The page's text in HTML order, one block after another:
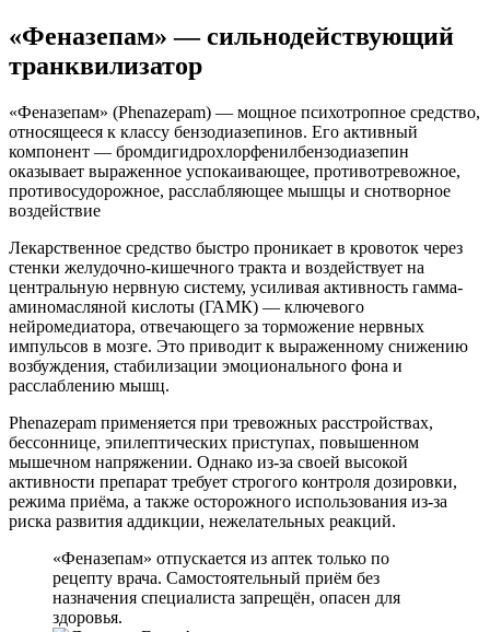
«Феназепам» ― сильнодействующий
транквилизатор
«Феназепам» (Phenazepam) — мощное психотропное средство,
относящееся к классу бензодиазепинов. Его активный
компонент — бромдигидрохлорфенилбензодиазепин
оказывает выраженное успокаивающее, противотревожное,
противосудорожное, расслабляющее мышцы и снотворное
воздействие
Лекарственное средство быстро проникает в кровоток через
стенки желудочно-кишечного тракта и воздействует на
центральную нервную систему, усиливая активность гамма-
аминомасляной кислоты (ГАМК) — ключевого
нейромедиатора, отвечающего за торможение нервных
импульсов в мозге. Это приводит к выраженному снижению
возбуждения, стабилизации эмоционального фона и
расслаблению мышц.
Phenazepam применяется при тревожных расстройствах,
бессоннице, эпилептических приступах, повышенном
мышечном напряжении. Однако из-за своей высокой
активности препарат требует строгого контроля дозировки,
режима приёма, а также осторожного использования из-за
риска развития аддикции, нежелательных реакций.
«Феназепам» отпускается из аптек только по
рецепту врача. Самостоятельный приём без
назначения специалиста запрещён, опасен для
здоровья.